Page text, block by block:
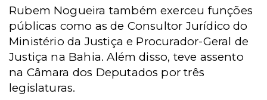
Rubem Nogueira também exerceu funções
públicas como as de Consultor Jurídico do
Ministério da Justiça e Procurador-Geral de
Justiça na Bahia. Além disso, teve assento
na Câmara dos Deputados por três
legislaturas.